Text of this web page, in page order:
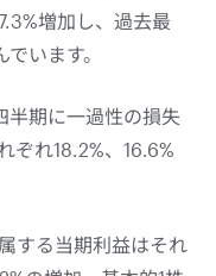
増加し、過去最
います。
半期に一過性の損失
ぞれ18.2%、16.6%
する当期利益はそれ